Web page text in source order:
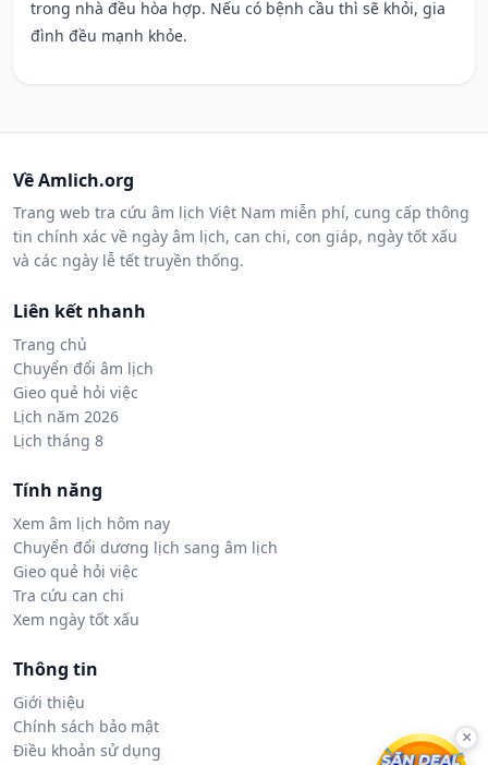
trong nhà đều hòa hợp. Nếu có bệnh cầu thì sẽ khỏi, gia
đình đều mạnh khỏe.
Về Amlich.org
Trang web tra cứu âm lịch Việt Nam miễn phí, cung cấp thông
tin chính xác về ngày âm lịch, can chi, con giáp, ngày tốt xấu
và các ngày lễ tết truyền thống.
Liên kết nhanh
Trang chủ
Chuyển đổi âm lịch
Gieo quẻ hỏi việc
Lịch năm 2026
Lịch tháng 8
Tính năng
Xem âm lịch hôm nay
Chuyển đổi dương lịch sang âm lịch
Gieo quẻ hỏi việc
Tra cứu can chi
Xem ngày tốt xấu
Thông tin
Giới thiệu
Chính sách bảo mật
Điều khoản sử dụng
×